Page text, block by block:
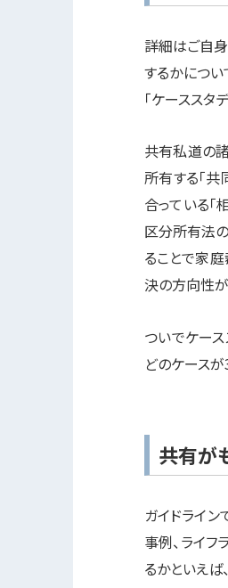
詳細はご自
するかにつ
「ケーススタ
共有私道の
所有する「
合っている
区分所有法
ることで家
決の方向性が
ついでケー
どのケース
共有が
ガイドライ
事例、ライ
るかといえ